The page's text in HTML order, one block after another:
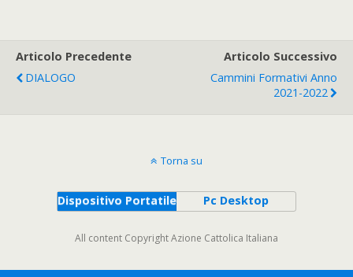
Articolo Precedente
DIALOGO
Articolo Successivo
Cammini Formativi Anno
2021-2022
Torna su
Dispositivo Portatile Pc Desktop
All content Copyright Azione Cattolica Italiana